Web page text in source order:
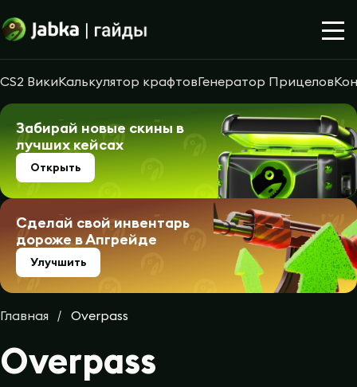
CS2 ВикиКалькулятор крафтовГенератор Прицелов
Забирай новые скины в
лучших кейсах
Открыть
Сделай свой инвентарь
дороже в Апгрейде
Улучшить
Главная Overpass
Overpass